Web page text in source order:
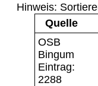
Hinweis:
Quelle
OSB
Bingum
Eintrag:
2288